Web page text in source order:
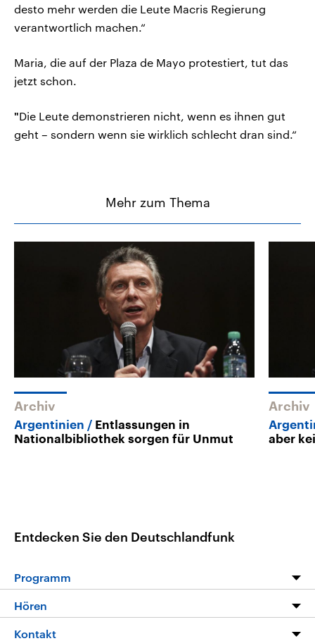
desto mehr werden die Leute Macris Regierung
verantwortlich machen.“
Maria, die auf der Plaza de Mayo protestiert, tut das
jetzt schon.
"Die Leute demonstrieren nicht, wenn es ihnen gut
geht – sondern wenn sie wirklich schlecht dran sind.“
Mehr zum Thema
Archiv
Argentinien
Entlassungen in
Nationalbibliothek sorgen für Unmut
Archiv
aber
Entdecken Sie den Deutschlandfunk
Programm
Programm
Hören
Livestream
Kontakt